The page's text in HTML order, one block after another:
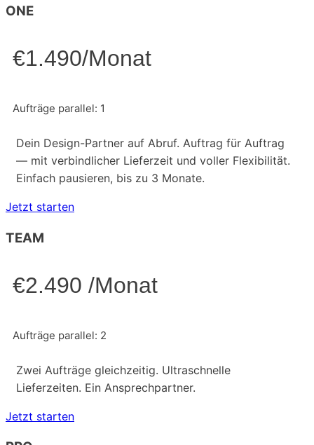
ONE
€1.490/Monat
Aufträge parallel: 1
Dein Design-Partner auf Abruf. Auftrag für Auftrag
— mit verbindlicher Lieferzeit und voller Flexibilität.
Einfach pausieren, bis zu 3 Monate.
Jetzt starten
TEAM
€2.490 /Monat
Aufträge parallel: 2
Zwei Aufträge gleichzeitig. Ultraschnelle
Lieferzeiten. Ein Ansprechpartner.
Jetzt starten